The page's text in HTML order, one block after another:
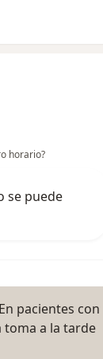
horario?
se puede
pacientes con
a la tarde